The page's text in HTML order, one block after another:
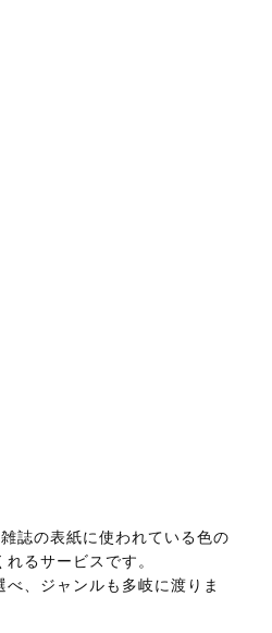
誌の表紙に使われている色の
るサービスです。
、ジャンルも多岐に渡りま